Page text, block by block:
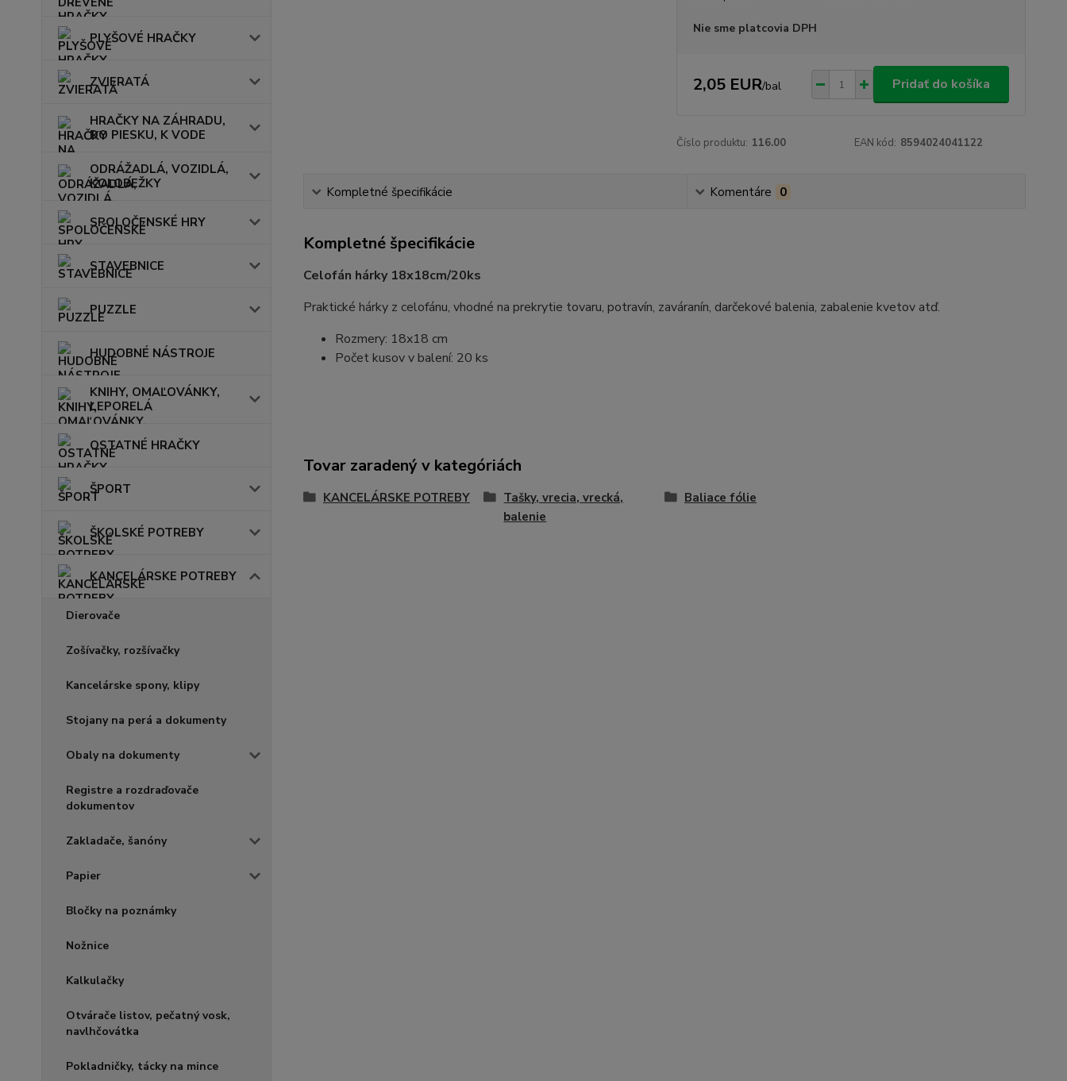
PLYŠOVÉ HRAČKY
ZVIERATÁ
HRAČKY NA ZÁHRADU,
DO PIESKU, K VODE
ODRÁŽADLÁ, VOZIDLÁ,
KOLOBEŽKY
SPOLOČENSKÉ HRY
STAVEBNICE
PUZZLE
HUDOBNÉ NÁSTROJE
KNIHY, OMAĽOVÁNKY,
LEPORELÁ
OSTATNÉ HRAČKY
ŠPORT
ŠKOLSKÉ POTREBY
KANCELÁRSKE POTREBY
Dierovače
Zošívačky, rozšívačky
Kancelárske spony, klipy
Stojany na perá a dokumenty
Obaly na dokumenty
Registre a rozdraďovače
dokumentov
Zakladače, šanóny
Papier
Bločky na poznámky
Nožnice
Kalkulačky
Otvárače listov, pečatný vosk,
navlhčovátka
Pokladničky, tácky na mince
Nie sme platcovia DPH
2,05 EUR/bal Pridať do košíka
Číslo produktu: 116.00 EAN kód: 8594024041122
Kompletné špecifikácie Komentáre 0
Kompletné špecifikácie
Celofán hárky 18x18cm/20ks
Praktické hárky z celofánu, vhodné na prekrytie tovaru, potravín, zaváranín, darčekové balenia, zabalenie kvetov atď.
Rozmery: 18x18 cm
Počet kusov v balení: 20 ks
Tovar zaradený v kategóriách
KANCELÁRSKE POTREBY
Tašky, vrecia, vrecká,
balenie
Baliace fólie